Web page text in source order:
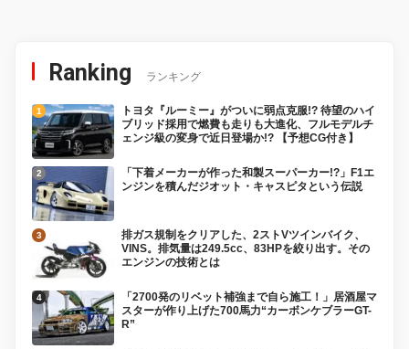
Ranking ランキング
トヨタ『ルーミー』がついに弱点克服!? 待望のハイ
ブリッド採用で燃費も走りも大進化、フルモデルチ
ェンジ級の変身で近日登場か!? 【予想CG付き】
「下着メーカーが作った和製スーパーカー!?」F1エ
ンジンを積んだジオット・キャスピタという伝説
排ガス規制をクリアした、2ストVツインバイク、
VINS。排気量は249.5cc、83HPを絞り出す。その
エンジンの技術とは
「2700発のリベット補強まで自ら施工！」居酒屋マ
スターが作り上げた700馬力“カーボンケブラーGT-
R”